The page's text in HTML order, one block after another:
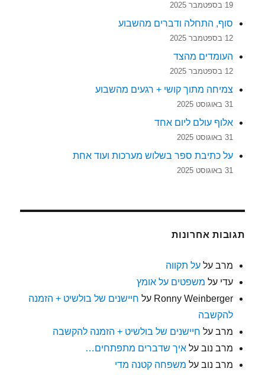
19 בספטמבר 2025
סוף, התחלה ודברים מהשבוע
12 בספטמבר 2025
העומדים מהצד
12 בספטמבר 2025
צמיחה מתוך קושי + רגעים מהשבוע
31 באוגוסט 2025
אלוף עולם ליום אחד
31 באוגוסט 2025
על כתיבת ספר בשלוש מערכות ועוד אחת
31 באוגוסט 2025
תגובות אחרונות
מרב עלעל תקווה
עדי על משפטים על אומץ
Ronny Weinberger על חיישנים של בולשיט + הזמנה
להקשבה
מרב על חיישנים של בולשיט + הזמנה להקשבה
מרב נוב עלאיך שדברים מתפתחים…
מרב נוב על משפחה קטנה מדי